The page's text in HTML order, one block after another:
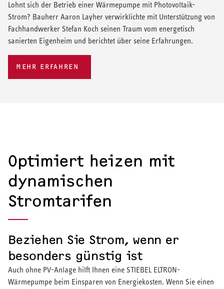
Lohnt sich der Betrieb einer Wärmepumpe mit Photovoltaik-
Strom? Bauherr Aaron Layher verwirklichte mit Unterstützung von
Fachhandwerker Stefan Koch seinen Traum vom energetisch
sanierten Eigenheim und berichtet über seine Erfahrungen.
MEHR ERFAHREN
Optimiert heizen mit
dynamischen
Stromtarifen
Beziehen Sie Strom, wenn er
besonders günstig ist
Auch ohne PV-Anlage hilft Ihnen eine STIEBEL ELTRON-
Wärmepumpe beim Einsparen von Energiekosten. Wenn Sie einen